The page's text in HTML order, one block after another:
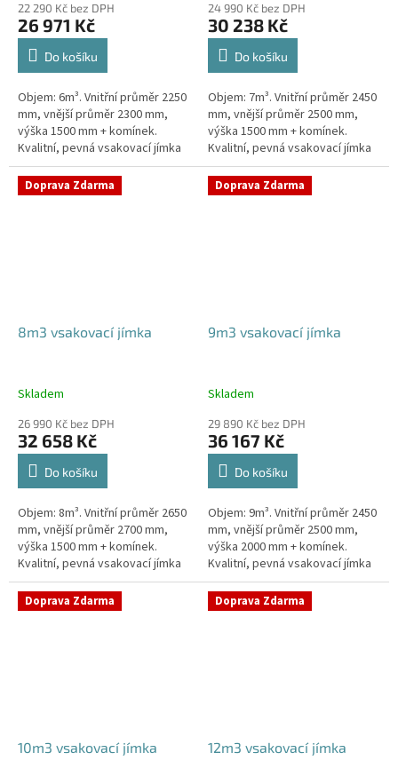
22 290 Kč bez DPH
26 971 Kč
Do košíku
Objem: 6m³. Vnitřní průměr 2250
mm, vnější průměr 2300 mm,
výška 1500 mm + komínek.
Kvalitní, pevná vsakovací jímka
(nádrž) bez potřeby
obetonování Průměr přítoku a
odtoku +...
24 990 Kč bez DPH
30 238 Kč
Do košíku
Objem: 7m³. Vnitřní průměr 2450
mm, vnější průměr 2500 mm,
výška 1500 mm + komínek.
Kvalitní, pevná vsakovací jímka
(nádrž) bez potřeby
obetonování Průměr přítoku a
odtoku +...
Doprava Zdarma
8m3 vsakovací jímka
Skladem
26 990 Kč bez DPH
32 658 Kč
Do košíku
Objem: 8m³. Vnitřní průměr 2650
mm, vnější průměr 2700 mm,
výška 1500 mm + komínek.
Kvalitní, pevná vsakovací jímka
(nádrž) bez potřeby
obetonování Průměr přítoku a
odtoku +...
Doprava Zdarma
9m3 vsakovací jímka
Skladem
29 890 Kč bez DPH
36 167 Kč
Do košíku
Objem: 9m³. Vnitřní průměr 2450
mm, vnější průměr 2500 mm,
výška 2000 mm + komínek.
Kvalitní, pevná vsakovací jímka
(nádrž) bez potřeby
obetonování Průměr přítoku a
odtoku +...
Doprava Zdarma
10m3 vsakovací jímka
Doprava Zdarma
12m3 vsakovací jímka